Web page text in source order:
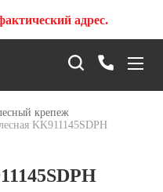
адрес.
крепеж
KK911145SDPH